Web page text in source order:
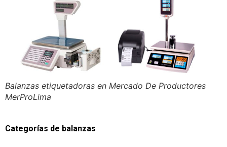
Balanzas etiquetadoras en Mercado De Productores
MerProLima
Categorías de balanzas